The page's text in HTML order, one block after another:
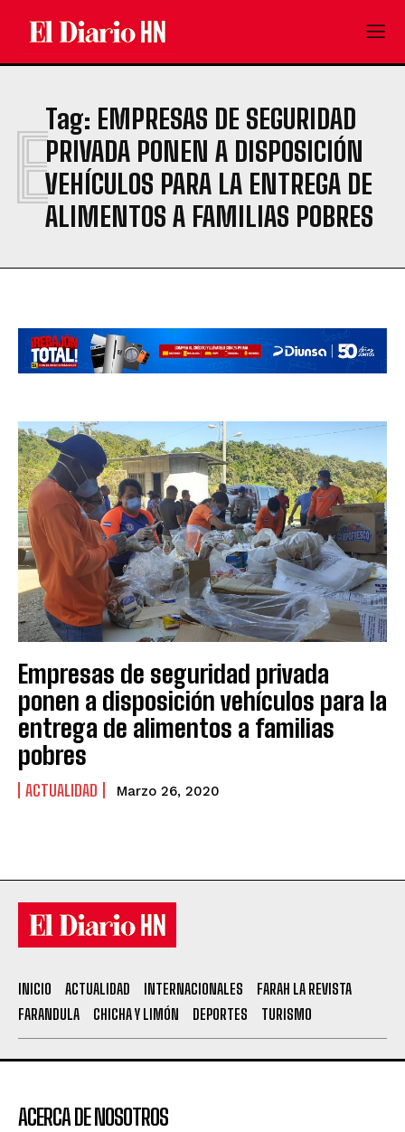
Tag: EMPRESAS DE SEGURIDAD
PRIVADA PONEN A DISPOSICIÓN
VEHÍCULOS PARA LA ENTREGA DE
ALIMENTOS A FAMILIAS POBRES
E
Empresas de seguridad privada
ponen a disposición vehículos para la
entrega de alimentos a familias
pobres
ACTUALIDAD Marzo 26, 2020
INICIO ACTUALIDAD INTERNACIONALES
FARAH LA REVISTA
FARANDULA
CHICHA Y LIMÓN DEPORTES TURISMO
ACERCA DE NOSOTROS